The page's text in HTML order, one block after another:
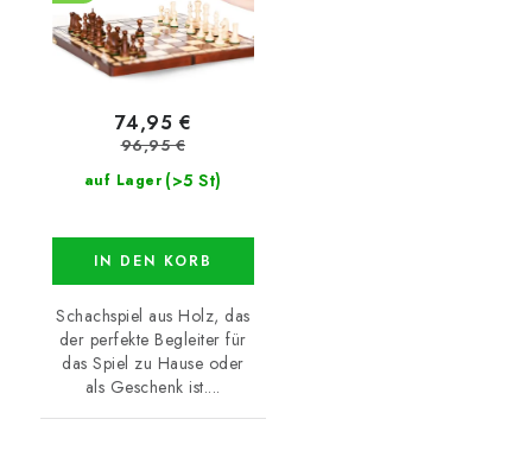
auf Lager (>5 St)
74,95 €
96,95 €
IN DEN KORB
Schachspiel aus Holz, das
der perfekte Begleiter für
das Spiel zu Hause oder
als Geschenk ist....